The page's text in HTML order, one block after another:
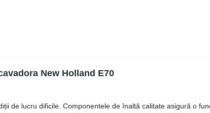
New Holland E70
de lucru dificile. Componentele de înaltă calitate asigură o